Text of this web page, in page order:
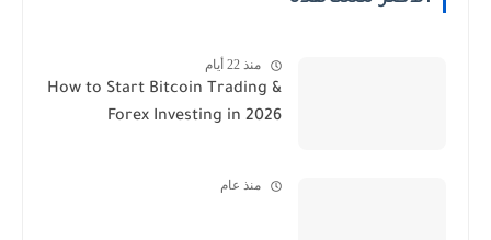
منذ 22 أيام
How to Start Bitcoin Trading &
Forex Investing in 2026
منذ عام